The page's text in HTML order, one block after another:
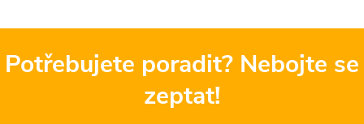
Potřebujete poradit? Nebojte se
zeptat!